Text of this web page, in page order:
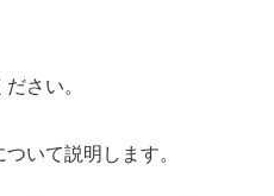
さい。
いて説明します。